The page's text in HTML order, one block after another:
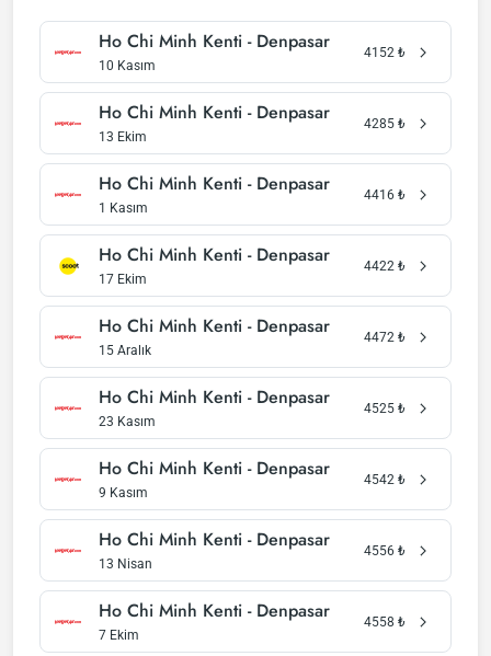
Ho Chi Minh Kenti - Denpasar
10 Kasım
4152 ₺
Ho Chi Minh Kenti - Denpasar
13 Ekim
4285 ₺
Ho Chi Minh Kenti - Denpasar
1 Kasım
4416 ₺
Ho Chi Minh Kenti - Denpasar
17 Ekim
4422 ₺
Ho Chi Minh Kenti - Denpasar
15 Aralık
4472 ₺
Ho Chi Minh Kenti - Denpasar
23 Kasım
4525 ₺
Ho Chi Minh Kenti - Denpasar
9 Kasım
4542 ₺
Ho Chi Minh Kenti - Denpasar
13 Nisan
4556 ₺
Ho Chi Minh Kenti - Denpasar
7 Ekim
4558 ₺